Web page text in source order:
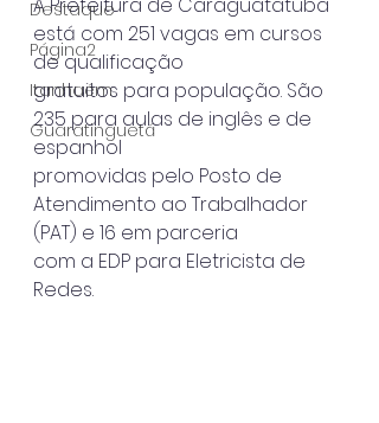
Destaque
Página2
Itanhaém
Guaratinguetá
está com 251 vagas em cursos
de qualificação
gratuitos para população. São
235 para aulas de inglês e de
espanhol
promovidas pelo Posto de
Atendimento ao Trabalhador
(PAT) e 16 em parceria
com a EDP para Eletricista de
Redes.